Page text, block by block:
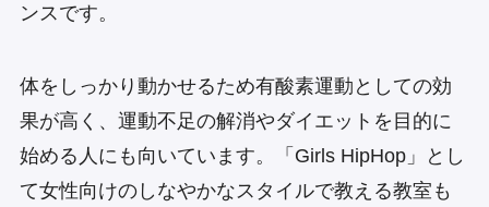
ンスです。
体をしっかり動かせるため有酸素運動としての効
果が高く、運動不足の解消やダイエットを目的に
始める人にも向いています。「Girls HipHop」とし
て女性向けのしなやかなスタイルで教える教室も